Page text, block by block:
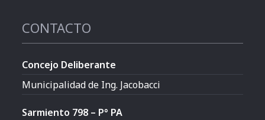
CONTACTO
Concejo Deliberante
Municipalidad de Ing. Jacobacci
Sarmiento 798 – P° PA